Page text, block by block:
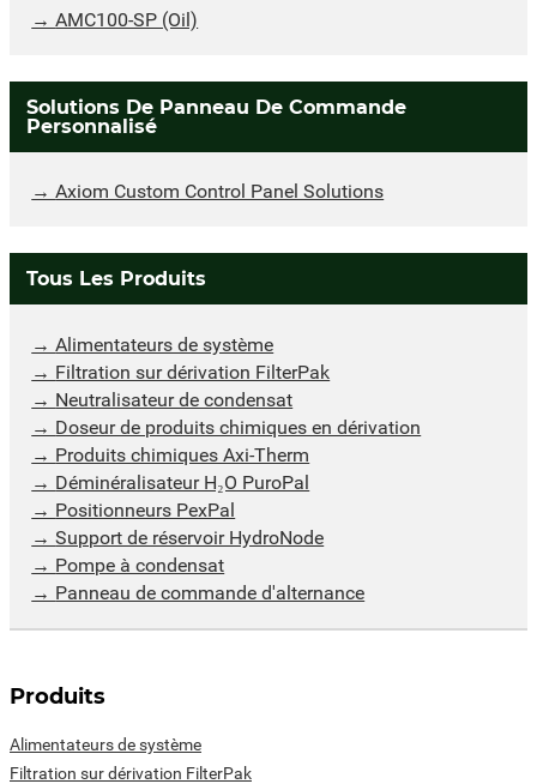
AMC100-SP (Oil)
Solutions De Panneau De Commande
Personnalisé
Axiom Custom Control Panel Solutions
Tous Les Produits
Alimentateurs de système
Filtration sur dérivation FilterPak
Neutralisateur de condensat
Doseur de produits chimiques en dérivation
Produits chimiques Axi-Therm
Déminéralisateur H₂O PuroPal
Positionneurs PexPal
Support de réservoir HydroNode
Pompe à condensat
Panneau de commande d'alternance
Produits
Alimentateurs de système
Filtration sur dérivation FilterPak